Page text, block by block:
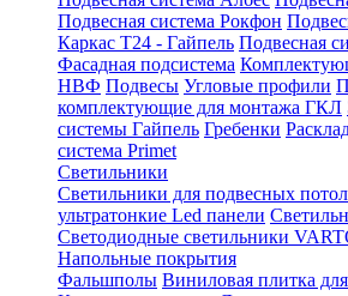
Подвесная система Рокфон
Каркас Т24 - Гайпель Подвесная
Фасадная подсистема
НВФ Подвесы Угловые профили
комплектующие для монтажа ГКЛ
системы Гайпель Гребенки
система Primet
Светильники
Светильники для подвесных
ультратонкие Led панели
Светодиодные светильники
Напольные покрытия
Фальшполы Виниловая плитка